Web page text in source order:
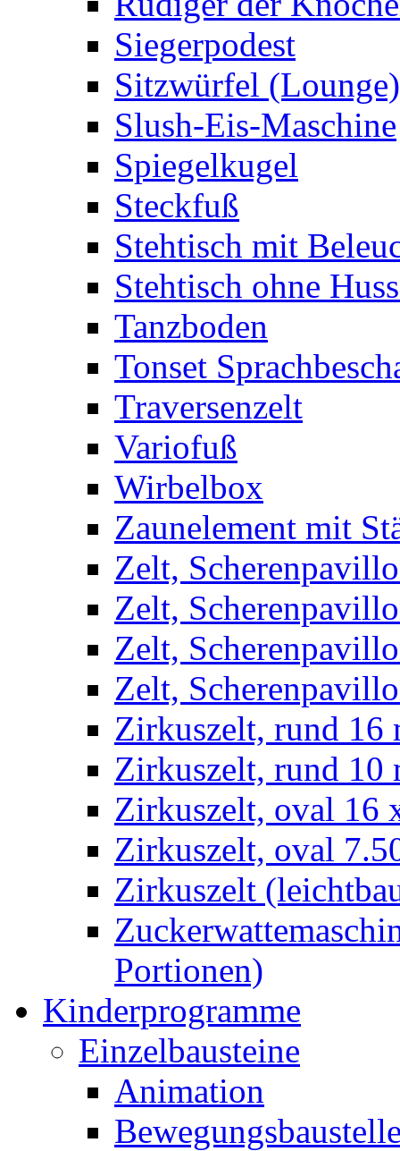
Siegerpodest
Sitzwürfel (Lounge)
Slush-Eis-Maschine
Spiegelkugel
Steckfuß
Stehtisch mit
Stehtisch ohne
Tanzboden
Tonset
Traversenzelt
Variofuß
Wirbelbox
Zaunelement mit
Zelt,
Zelt,
Zelt,
Zelt,
Zirkuszelt, rund 16
Zirkuszelt, rund 10
Zirkuszelt, oval 16
Zirkuszelt, oval
Zirkuszelt
Portionen)
Kinderprogramme
Einzelbausteine
Animation